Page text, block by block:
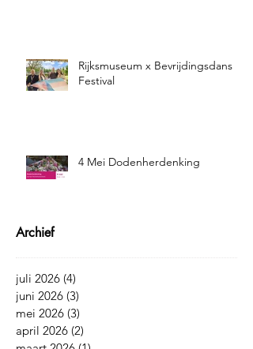
Rijksmuseum x Bevrijdingsdans
Festival
4 Mei Dodenherdenking
Archief
juli 2026 (4)
juni 2026 (3)
mei 2026 (3)
april 2026 (2)